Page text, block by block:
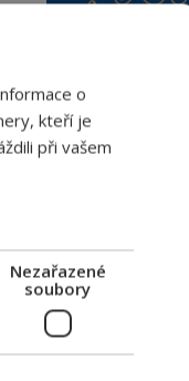
o
kteří je
při vašem
Nezařazené
soubory